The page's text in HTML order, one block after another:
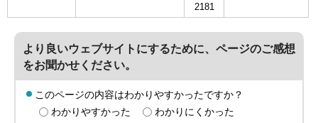
2181
より良いウェブサイトにするために、ページのご感想
をお聞かせください。
このページの内容はわかりやすかったですか？
わかりやすかった
わかりにくかった